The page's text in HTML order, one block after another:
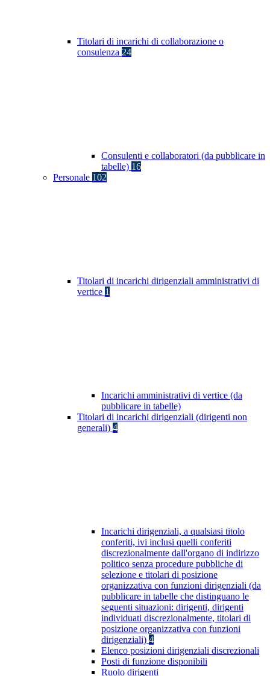
Titolari di incarichi di collaborazione o
consulenza 24
Consulenti e collaboratori (da pubblicare in
tabelle) 16
Personale 102
Titolari di incarichi dirigenziali amministrativi di
vertice 1
Incarichi amministrativi di vertice (da
pubblicare in tabelle)
Titolari di incarichi dirigenziali (dirigenti non
generali) 4
Incarichi dirigenziali, a qualsiasi titolo
conferiti, ivi inclusi quelli conferiti
discrezionalmente dall'organo di indirizzo
politico senza procedure pubbliche di
selezione e titolari di posizione
organizzativa con funzioni dirigenziali (da
pubblicare in tabelle che distinguano le
seguenti situazioni: dirigenti, dirigenti
individuati discrezionalmente, titolari di
posizione organizzativa con funzioni
dirigenziali) 4
Elenco posizioni dirigenziali discrezionali
Posti di funzione disponibili
Ruolo dirigenti